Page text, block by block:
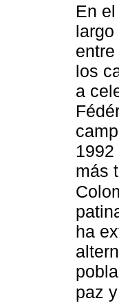
En
los
a
más
ha
paz